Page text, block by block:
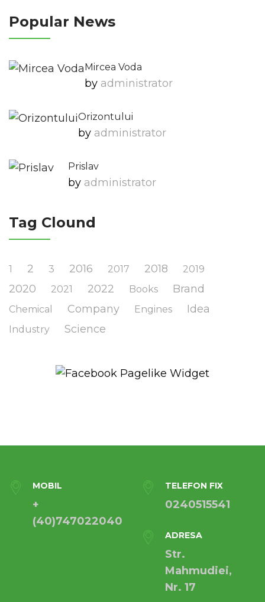
Popular News
Mircea Voda
by Administrator
Orizontului
by Administrator
Prislav
by Administrator
Tag Clound
1 2 3 2016 2017 2018 2019
2020 2021 2022 Books Brand
Chemical Company Engines Idea
Industry Science
MOBIL
+
(40)747022040
TELEFON FIX
0240515541
ADRESA
Str.
Mahmudiei,
Nr. 17